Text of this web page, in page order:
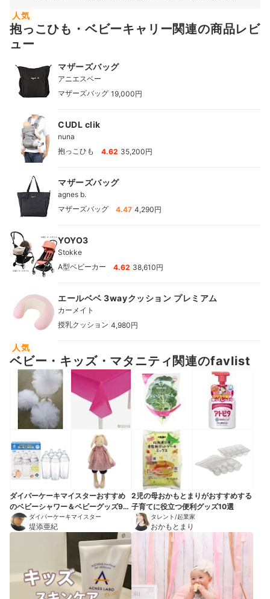
人気
抱っこひも・ベビーキャリー関連の商品レビ
ュー
マザーズバッグ
アニエスベー
マザーズバッグ 19,000円
CUDL clik
nuna
抱っこひも
4.62 35,200円
マザーズバッグ
agnes b.
マザーズバッグ
4.47 4,290円
YOYO3
Stokke
A型ベビーカー
4.62 38,610円
エールベベ 3wayクッション プレミアム
カーメイト
授乳クッション 4,980円
人気
ベビー・キッズ・マタニティ関連のfavlist
ダイパーケーキマイスターおすすめ
のベビーシャワー＆ベビーグッズ9選
【プレゼントにも】
ダイパーケーキマイスター
堤添亜紀
2児の母おかもとまりがおすすめする
子育てに役立つ便利グッズ10選
タレント/起業家
おかもとまり